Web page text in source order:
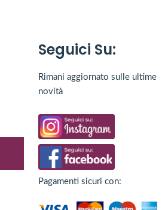
Seguici Su:
Rimani aggiornato sulle ultime
novità
Pagamenti sicuri con: